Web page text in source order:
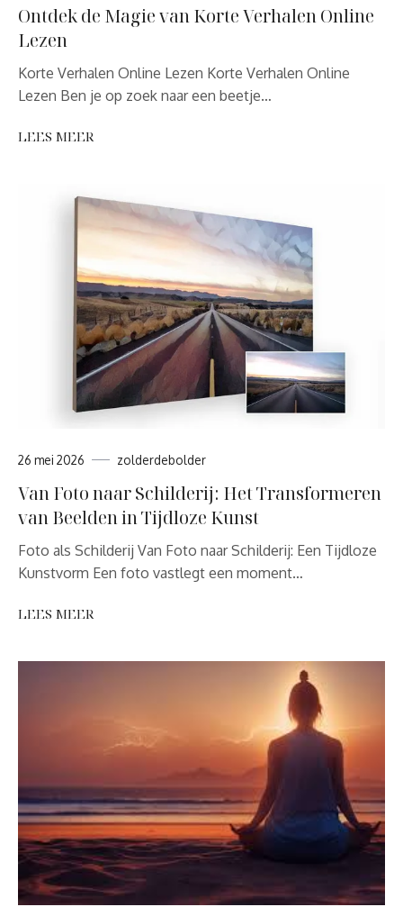
Ontdek de Magie van Korte Verhalen Online
Lezen
Korte Verhalen Online Lezen Korte Verhalen Online
Lezen Ben je op zoek naar een beetje…
LEES MEER
26 mei 2026 zolderdebolder
Van Foto naar Schilderij: Het Transformeren
van Beelden in Tijdloze Kunst
Foto als Schilderij Van Foto naar Schilderij: Een Tijdloze
Kunstvorm Een foto vastlegt een moment…
LEES MEER